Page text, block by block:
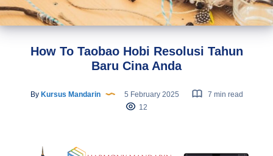
How To Taobao Hobi Resolusi Tahun
Baru Cina Anda
ByKursus Mandarin 5 February 2025
7 min read
12